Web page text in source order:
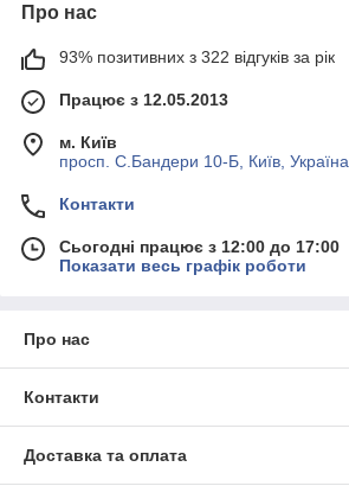
Про нас
93% позитивних з 322 відгуків за рік
Працює з 12.05.2013
м. Київ
просп. С.Бандери 10-Б, Київ, Україна
Контакти
Сьогодні працює з 12:00 до 17:00
Показати весь графік роботи
Про нас
Контакти
Доставка та оплата